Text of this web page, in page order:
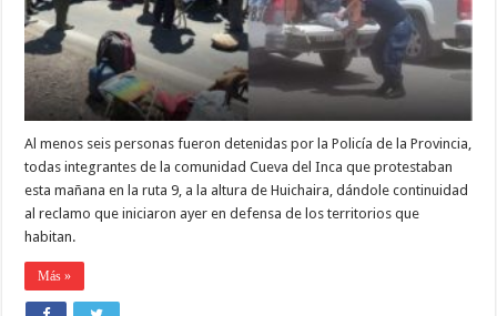
LA
COMUNIDAD
DE
CUEVA
DEL
INCA
Al menos seis personas fueron detenidas por la Policía de la Provincia,
todas integrantes de la comunidad Cueva del Inca que protestaban
esta mañana en la ruta 9, a la altura de Huichaira, dándole continuidad
al reclamo que iniciaron ayer en defensa de los territorios que
habitan.
Más »